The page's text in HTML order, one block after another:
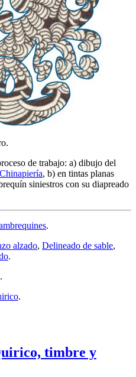
de trabajo: a) dibujo del
Chinapiería, b) en tintas planas
siniestros con su diapreado
.
alzado, Delineado de sable,
.
.
.
timbre y